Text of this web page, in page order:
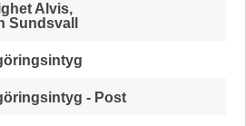
Alvis,
Sundsvall
- Post